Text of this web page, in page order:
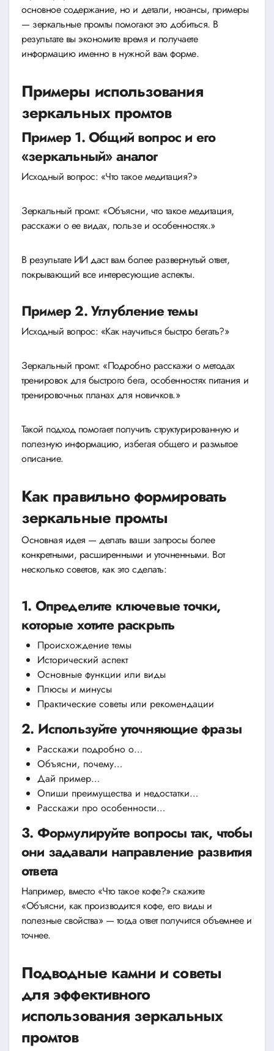
основное содержание, но и детали, нюансы, примеры
— зеркальные промты помогают это добиться. В
результате вы экономите время и получаете
информацию именно в нужной вам форме.
Примеры использования
зеркальных промтов
Пример 1. Общий вопрос и его
«зеркальный» аналог
Исходный вопрос: «Что такое медитация?»
Зеркальный промт: «Объясни, что такое медитация,
расскажи о ее видах, пользе и особенностях.»
В результате ИИ даст вам более развернутый ответ,
покрывающий все интересующие аспекты.
Пример 2. Углубление темы
Исходный вопрос: «Как научиться быстро бегать?»
Зеркальный промт: «Подробно расскажи о методах
тренировок для быстрого бега, особенностях питания и
тренировочных планах для новичков.»
Такой подход помогает получить структурированную и
полезную информацию, избегая общего и размытое
описание.
Как правильно формировать
зеркальные промты
Основная идея — делать ваши запросы более
конкретными, расширенными и уточненными. Вот
несколько советов, как это сделать:
1. Определите ключевые точки,
которые хотите раскрыть
Происхождение темы
Исторический аспект
Основные функции или виды
Плюсы и минусы
Практические советы или рекомендации
2. Используйте уточняющие фразы
Расскажи подробно о…
Объясни, почему…
Дай пример…
Опиши преимущества и недостатки…
Расскажи про особенности…
3. Формулируйте вопросы так, чтобы
они задавали направление развития
ответа
Например, вместо «Что такое кофе?» скажите
«Объясни, как производится кофе, его виды и
полезные свойства» — тогда ответ получится объемнее и
точнее.
Подводные камни и советы
для эффективного
использования зеркальных
промтов